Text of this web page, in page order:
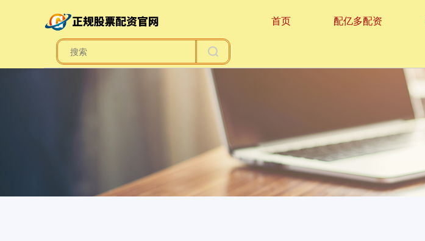
首页 配亿多配资